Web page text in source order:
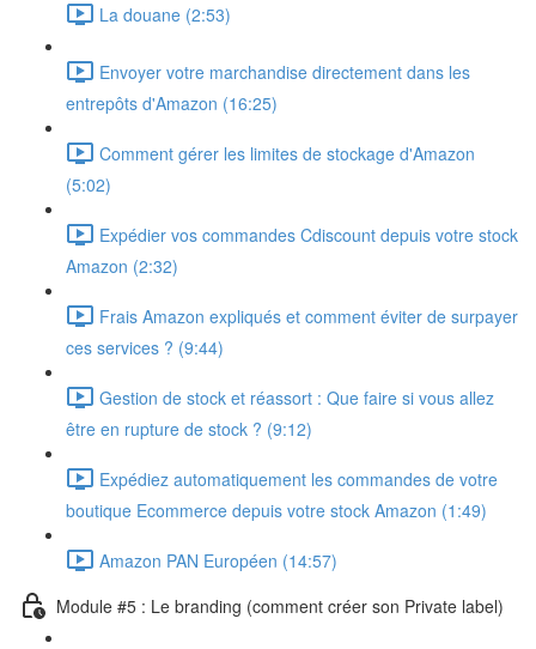
La douane (2:53)
Envoyer votre marchandise directement dans les
entrepôts d'Amazon (16:25)
Comment gérer les limites de stockage d'Amazon
(5:02)
Expédier vos commandes Cdiscount depuis votre stock
Amazon (2:32)
Frais Amazon expliqués et comment éviter de surpayer
ces services ? (9:44)
Gestion de stock et réassort : Que faire si vous allez
être en rupture de stock ? (9:12)
Expédiez automatiquement les commandes de votre
boutique Ecommerce depuis votre stock Amazon (1:49)
Amazon PAN Européen (14:57)
Module #5 : Le branding (comment créer son Private label)